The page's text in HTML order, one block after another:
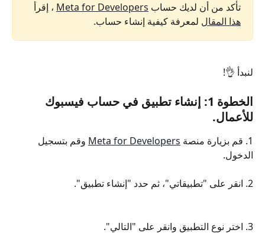
تأكد من أن لديك حساب Meta for Developers ، إقرأ
هذا المقال لمعرفة كيفية إنشاء حساب.
لنبدأ 👌!
الخطوة 1: إنشاء تطبيق في حساب فيسبوك
للأعمال.
1. قم بزيارة منصة Meta for Developers وقم بتسجيل
الدخول.
2. انقر على "تطبيقاتي"، ثم حدد "إنشاء تطبيق".
3. اختر نوع التطبيق وانقر على "التالي".